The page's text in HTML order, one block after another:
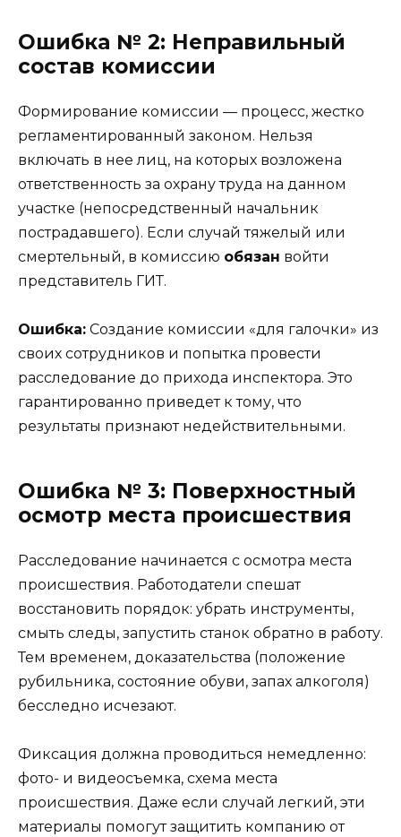
Ошибка № 2: Неправильный
состав комиссии
Формирование комиссии — процесс, жестко
регламентированный законом. Нельзя
включать в нее лиц, на которых возложена
ответственность за охрану труда на данном
участке (непосредственный начальник
пострадавшего). Если случай тяжелый или
смертельный, в комиссию обязан войти
представитель ГИТ.
Ошибка: Создание комиссии «для галочки» из
своих сотрудников и попытка провести
расследование до прихода инспектора. Это
гарантированно приведет к тому, что
результаты признают недействительными.
Ошибка № 3: Поверхностный
осмотр места происшествия
Расследование начинается с осмотра места
происшествия. Работодатели спешат
восстановить порядок: убрать инструменты,
смыть следы, запустить станок обратно в работу.
Тем временем, доказательства (положение
рубильника, состояние обуви, запах алкоголя)
бесследно исчезают.
Фиксация должна проводиться немедленно:
фото- и видеосъемка, схема места
происшествия. Даже если случай легкий, эти
материалы помогут защитить компанию от